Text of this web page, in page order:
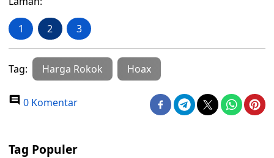
1 2 3
Tag: Harga Rokok Hoax
0 Komentar
Tag Populer